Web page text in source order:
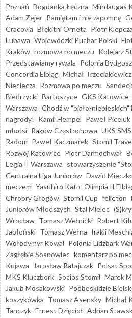
Poznań Bogdanka Łęczna Mindaugas
Adam Zejer Pamiętam i nie zapomnę
Cracovia Błękitni Orneta Piotr
Lubawa Wojewódzki Puchar Polski
Kraków rozmowa po meczu Kolejarz
Przedstawiamy rywala Polonia
Concordia Elbląg Michał Trzeciakiewicz
Nieciecza Rozmowa po meczu
Biedrzycki Bartoszyce GKS Katowice
Warszawa Chodź w "biało-
nagrody!
Kamil Hempel Paweł Piceluk
młodsi Raków Częstochowa UKS
Radom Paweł Kaczmarek Stomil
Rozwój Katowice Piotr Darmochwał
Legia II Warszawa stowarzyszenie
Centralna Liga Juniorów Dawid
meczem Yasuhiro Katō Olimpia II
Chrobry Głogów Stomil Cup felieton
Juniorów Młodszych Stal Mielec
Wrocław Tomasz Wełnicki Robert
Jabłoński Tomasz Wełna Irakli
Wołodymyr Kowal Polonia Lidzbark
Zagłębie Sosnowiec komentarz po
Kujawa
Jarosław Ratajczak Polsat
MKS Kluczbork Socios Stomil Marek
Jakub Mosakowski Podbeskidzie
koszykówka Tomasz Asensky Michał
Tanczyk Ernest Dzięcioł Adrian